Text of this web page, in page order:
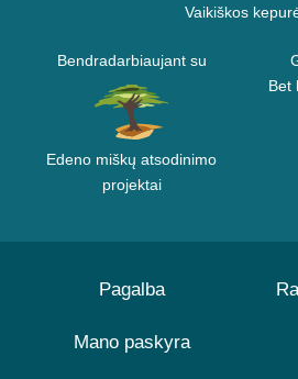
Vaikiškos
Bendradarbiaujant su
Edeno miškų atsodinimo
projektai
Bet
Pagalba
Mano paskyra